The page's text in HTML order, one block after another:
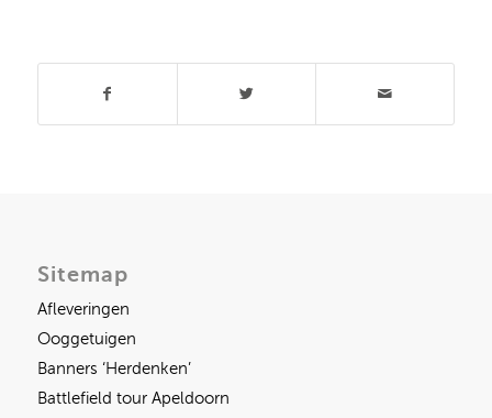
Sitemap
Afleveringen
Ooggetuigen
Banners ‘Herdenken’
Battlefield tour Apeldoorn